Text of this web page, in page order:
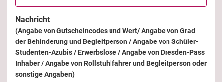
Nachricht
(Angabe von Gutscheincodes und Wert/ Angabe von Grad
der Behinderung und Begleitperson / Angabe von Schüler-
Studenten-Azubis / Erwerbslose / Angabe von Dresden-Pass
Inhaber / Angabe von Rollstuhlfahrer und Begleitperson oder
sonstige Angaben)